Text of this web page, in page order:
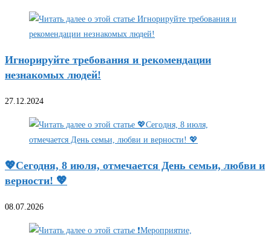
Игнорируйте требования и рекомендации
незнакомых людей!
27.12.2024
💖Сегодня, 8 июля, отмечается День семьи, любви и
верности! 💖
08.07.2026